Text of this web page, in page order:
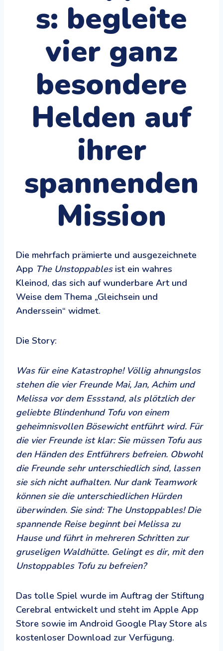
s: begleite
vier ganz
besondere
Helden auf
ihrer
spannenden
Mission
Die mehrfach prämierte und ausgezeichnete
App The Unstoppablesist ein wahres
Kleinod, das sich auf wunderbare Art und
Weise dem Thema „Gleichsein und
Anderssein“ widmet.
Die Story:
Was für eine Katastrophe! Völlig ahnungslos
stehen die vier Freunde Mai, Jan, Achim und
Melissa vor dem Essstand, als plötzlich der
geliebte Blindenhund Tofu von einem
geheimnisvollen Bösewicht entführt wird. Für
die vier Freunde ist klar: Sie müssen Tofu aus
den Händen des Entführers befreien. Obwohl
die Freunde sehr unterschiedlich sind, lassen
sie sich nicht aufhalten. Nur dank Teamwork
können sie die unterschiedlichen Hürden
überwinden. Sie sind: The Unstoppables! Die
spannende Reise beginnt bei Melissa zu
Hause und führt in mehreren Schritten zur
gruseligen Waldhütte. Gelingt es dir, mit den
Unstoppables Tofu zu befreien?
Das tolle Spiel wurde im Auftrag der Stiftung
Cerebral entwickelt und steht im Apple App
Store sowie im Android Google Play Store als
kostenloser Download zur Verfügung.